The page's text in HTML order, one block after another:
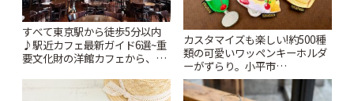
すべて東京駅から徒歩5分以内
♪駅近カフェ最新ガイド6選~重
要文化財の洋館カフェから、改
カスタマイズも楽しい!約500種
類の可愛いワッペンキーホルダ
ーがずらり。小平市
「Kimamaya T&K」 | ことりっ
ぷ